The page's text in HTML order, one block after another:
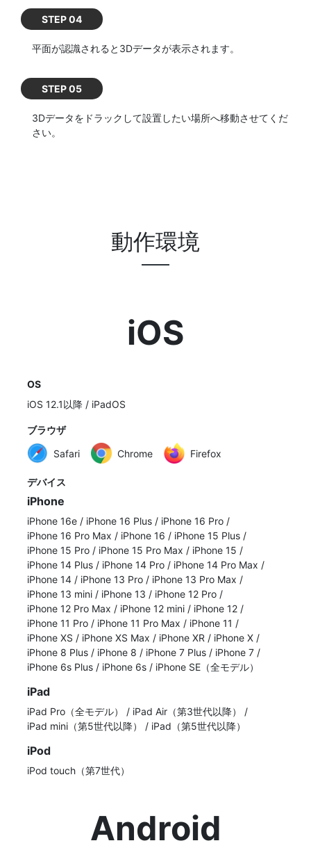
STEP 04
平面が認識されると3Dデータが表示されます。
STEP 05
3Dデータをドラックして設置したい場所へ移動させてくだ
さい。
動作環境
iOS
OS
iOS 12.1以降 / iPadOS
ブラウザ
Safari
Chrome Firefox
デバイス
iPhone
iPhone 16e / iPhone 16 Plus / iPhone 16 Pro /
iPhone 16 Pro Max / iPhone 16 / iPhone 15 Plus /
iPhone 15 Pro / iPhone 15 Pro Max / iPhone 15 /
iPhone 14 Plus / iPhone 14 Pro / iPhone 14 Pro Max /
iPhone 14 / iPhone 13 Pro / iPhone 13 Pro Max /
iPhone 13 mini / iPhone 13 / iPhone 12 Pro /
iPhone 12 Pro Max / iPhone 12 mini / iPhone 12 /
iPhone 11 Pro / iPhone 11 Pro Max / iPhone 11 /
iPhone XS / iPhone XS Max / iPhone XR / iPhone X /
iPhone 8 Plus / iPhone 8 / iPhone 7 Plus / iPhone 7 /
iPhone 6s Plus / iPhone 6s / iPhone SE（全モデル）
iPad
iPad Pro（全モデル） / iPad Air（第3世代以降）
/
iPad mini（第5世代以降）
/ iPad（第5世代以降）
iPod
iPod touch（第7世代）
Android